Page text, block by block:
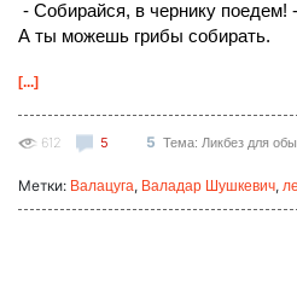
- Собирайся, в чернику поедем!
А ты можешь грибы собирать.
[...]
612 5 5 Тема: Ликбез для
Метки: Валацуга, Валадар Шушкевич,